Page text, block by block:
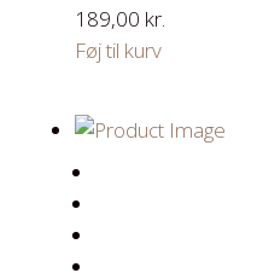
189,00 kr.
Føj til kurv